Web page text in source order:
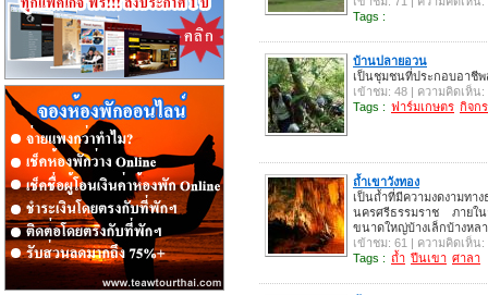
Tags :
บ้านปลายอวน
เป็นชุมชนที่ประกอบอาชี
เข้าชม: 48 | ความคิดเห็น:
Tags : ฟาร์มเกษตร กิจก
ถ้ำเขาวังทอง
เป็นถ้ำที่มีความงดงามทา
นครศรีธรรมราช ภายใน
ขนาดใหญ่บ้างเล็กบ้างหล
เข้าชม: 61 | ความคิดเห็น:
Tags : ถ้ำ ปีนเขา ศาลา